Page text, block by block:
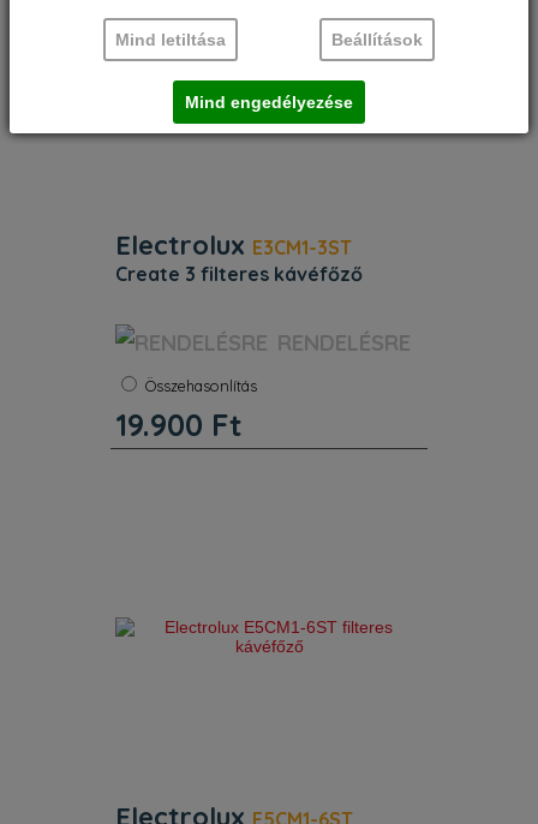
Electrolux E3CM1-3ST
create 3 filteres kávéfőző
Szín:
gránitszürke. Víztartály kapacitás (l)
1.375. Teljesítmény (W) 1000.
Kábelhossz (m) 1. Termékjellemzők.
Semmi sem jobb, mint friss kávéval
RENDELÉSRE
Összehasonlítás
19.900 Ft
Electrolux E5CM1-6ST
Mind letiltása Beállítások
Mind engedélyezése